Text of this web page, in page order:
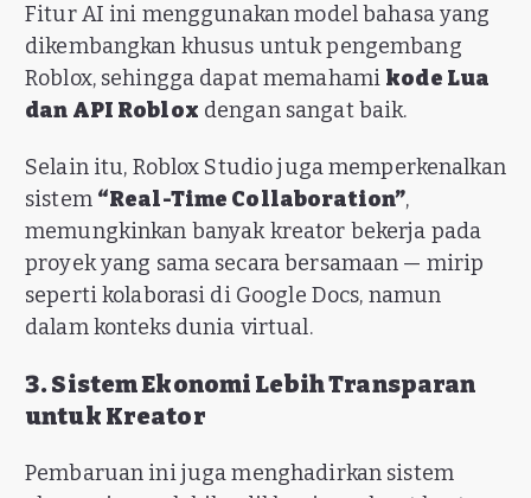
Fitur AI ini menggunakan model bahasa yang
dikembangkan khusus untuk pengembang
Roblox, sehingga dapat memahami kode Lua
dan API Roblox dengan sangat baik.
Selain itu, Roblox Studio juga memperkenalkan
sistem “Real-Time Collaboration”,
memungkinkan banyak kreator bekerja pada
proyek yang sama secara bersamaan — mirip
seperti kolaborasi di Google Docs, namun
dalam konteks dunia virtual.
3. Sistem Ekonomi Lebih Transparan
untuk Kreator
Pembaruan ini juga menghadirkan sistem